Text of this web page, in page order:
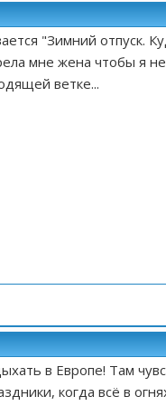
"Зимний отпуск.
мне жена чтобы я
ветке...
в Европе! Там
когда всё в